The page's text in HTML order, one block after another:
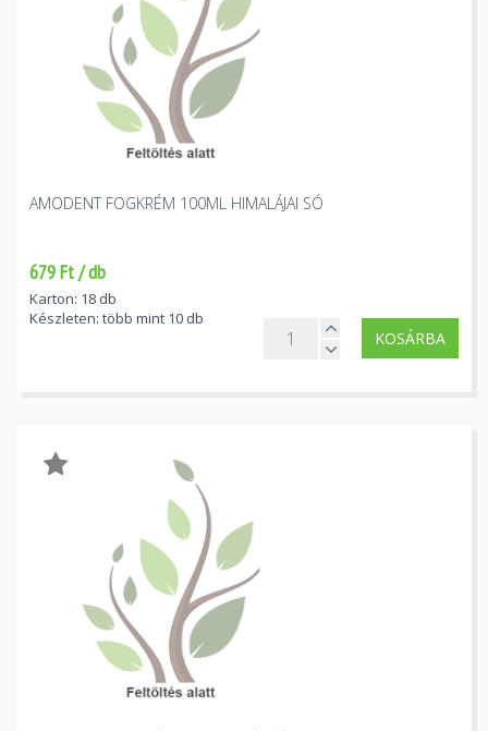
AMODENT FOGKRÉM 100ML HIMALÁJAI SÓ
679 Ft / db
Karton: 18 db
Készleten: több mint 10 db
KOSÁRBA